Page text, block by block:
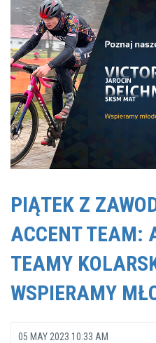
PIĄTEK Z
ACCENT TEAM:
TEAMY
WSPIERAMY
05 MAY 2023 10:33 AM